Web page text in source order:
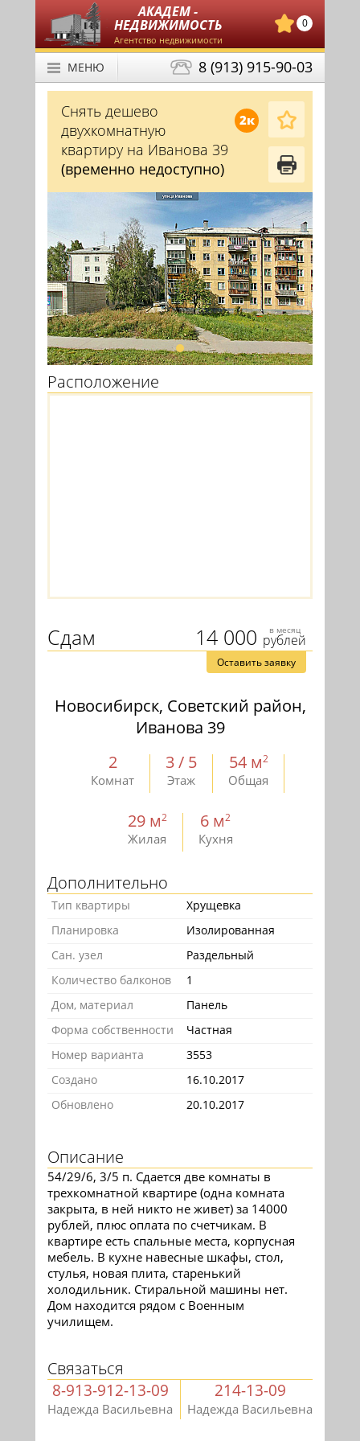
АКАДЕМ -
НЕДВИЖИМОСТЬ
Агентство недвижимости
0
8 (913) 915-90-03
МЕНЮ
2к
Снять дешево
двухкомнатную
квартиру на Иванова 39
(временно недоступно)
Расположение
14 000 в месяц
рублей
Сдам
Оставить заявку
Новосибирск, Советский район,
Иванова 39
2
Комнат
3 / 5
Этаж
54 м2
Общая
29 м2
Жилая
6 м2
Кухня
Дополнительно
Тип квартиры
Хрущевка
Планировка
Изолированная
Сан. узел
Раздельный
Количество балконов
1
Дом, материал
Панель
Форма собственности
Частная
Номер варианта
3553
Создано
16.10.2017
Обновлено
20.10.2017
Описание
54/29/6, 3/5 п. Сдается две комнаты в
трехкомнатной квартире (одна комната
закрыта, в ней никто не живет) за 14000
рублей, плюс оплата по счетчикам. В
квартире есть спальные места, корпусная
мебель. В кухне навесные шкафы, стол,
стулья, новая плита, старенький
холодильник. Стиральной машины нет.
Дом находится рядом с Военным
училищем.
Связаться
8-913-912-13-09
Надежда Васильевна
214-13-09
Надежда Васильевна